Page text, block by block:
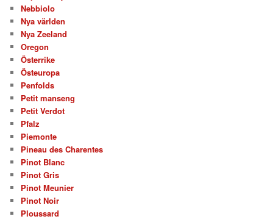
Nebbiolo
Nya världen
Nya Zeeland
Oregon
Österrike
Östeuropa
Penfolds
Petit manseng
Petit Verdot
Pfalz
Piemonte
Pineau des Charentes
Pinot Blanc
Pinot Gris
Pinot Meunier
Pinot Noir
Ploussard